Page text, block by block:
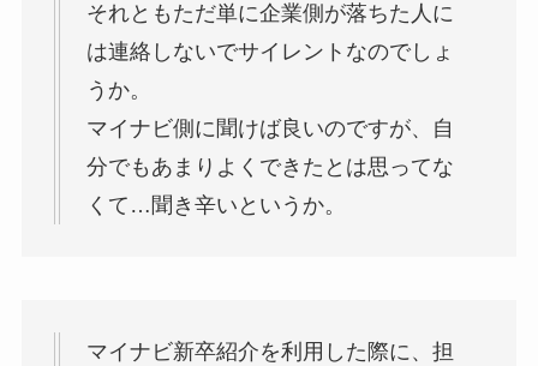
それともただ単に企業側が落ちた人に
は連絡しないでサイレント なのでしょ
うか。
マイナビ側に聞けば良いのですが、自
分でもあまりよくできたとは思ってな
くて…聞き辛いというか。
マイナビ新卒紹介を利用した際に、担